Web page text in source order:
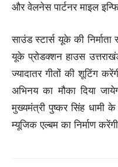
और वेलनेस पार्टनर माइल
साउंड स्टार्स यूके की
यूके प्रोडक्शन हाउस
ज्यादातर गीतों की शूटिंग
अभिनय का मौका दिया
मुख्यमंत्री पुष्कर सिंह धामी
म्यूजिक एल्बम का निर्माण